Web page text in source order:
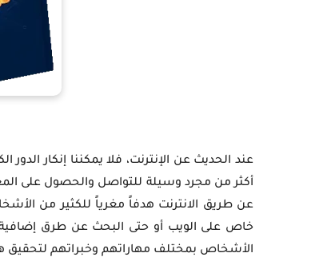
عند الحديث عن الإنترنت، فلا يمكننا إنكار
أكثر من مجرد وسيلة للتواصل والحصول على
عن طريق الانترنت هدفاً مغرياً للكثير من
خاص على الويب أو حتى البحث عن طرق إضافية
الأشخاص بمختلف مهاراتهم وخبراتهم لتحقيق